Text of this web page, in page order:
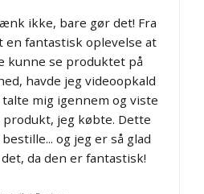
ikke, bare gør det! Fra
fantastisk oplevelse at
kunne se produktet på
havde jeg videoopkald
mig igennem og viste
jeg købte. Dette
og jeg er så glad
da den er fantastisk!